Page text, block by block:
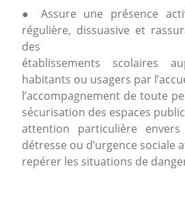
● Assure une présence
régulière, dissuasive et
des
établissements scolaires
habitants ou usagers par
l’accompagnement de toute
sécurisation des espaces
attention particulière
détresse ou d’urgence sociale
repérer les situations de